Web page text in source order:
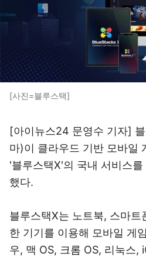
[사진=블루스택]
[아이뉴스24 문영수 기자]
마)이 클라우드 기반 모바일
'블루스택X'의 국내 서비스
했다.
블루스택X는 노트북, 스마
한 기기를 이용해 모바일 게
우, 맥 OS, 크롬 OS, 리눅스,